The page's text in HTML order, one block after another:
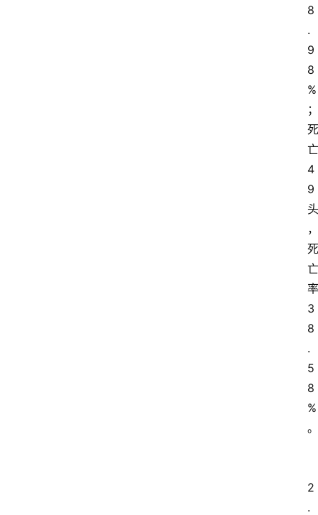
8
.
9
8
%
；
死
亡
4
9
头
，
死
亡
率
3
8
.
5
8
%
。
2
.